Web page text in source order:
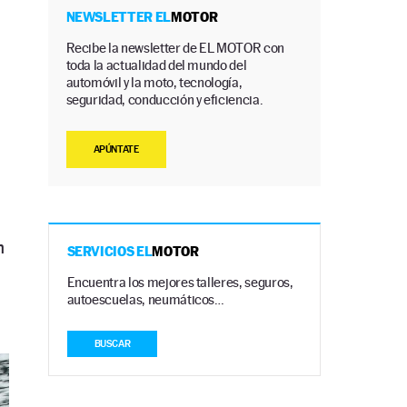
NEWSLETTER ELMOTOR
Recibe la newsletter de EL MOTOR con
toda la actualidad del mundo del
automóvil y la moto, tecnología,
seguridad, conducción y eficiencia.
APÚNTATE
SERVICIOS ELMOTOR
Encuentra los mejores talleres, seguros,
autoescuelas, neumáticos…
BUSCAR